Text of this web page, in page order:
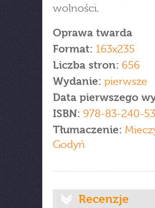
wolności.
Oprawa twarda
Format: 163x235
Liczba stron: 656
Wydanie: pierwsze
Data pierwszego
ISBN: 978-83-240-
Tłumaczenie:
Godyń
Recenzje